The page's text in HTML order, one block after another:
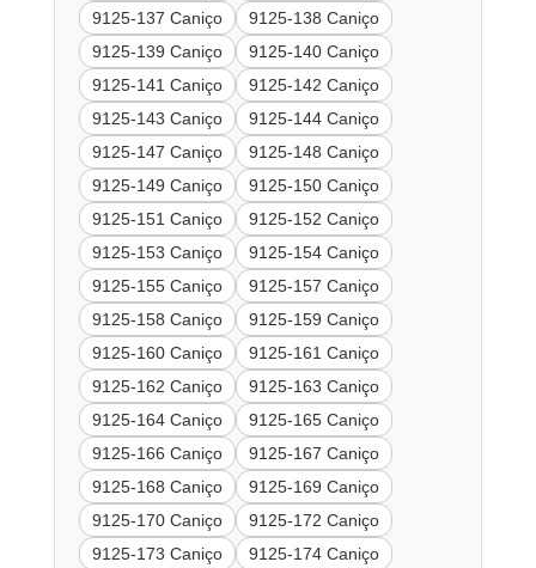
9125-137 Caniço
9125-138 Caniço
9125-139 Caniço
9125-140 Caniço
9125-141 Caniço
9125-142 Caniço
9125-143 Caniço
9125-144 Caniço
9125-147 Caniço
9125-148 Caniço
9125-149 Caniço
9125-150 Caniço
9125-151 Caniço
9125-152 Caniço
9125-153 Caniço
9125-154 Caniço
9125-155 Caniço
9125-157 Caniço
9125-158 Caniço
9125-159 Caniço
9125-160 Caniço
9125-161 Caniço
9125-162 Caniço
9125-163 Caniço
9125-164 Caniço
9125-165 Caniço
9125-166 Caniço
9125-167 Caniço
9125-168 Caniço
9125-169 Caniço
9125-170 Caniço
9125-172 Caniço
9125-173 Caniço
9125-174 Caniço